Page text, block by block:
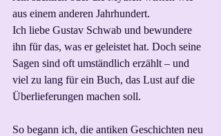
aus einem anderen Jahrhundert.
Ich liebe Gustav Schwab und bewundere
ihn für das, was er geleistet hat. Doch seine
Sagen sind oft umständlich erzählt – und
viel zu lang für ein Buch, das Lust auf die
Überlieferungen machen soll.
So begann ich, die antiken Geschichten neu